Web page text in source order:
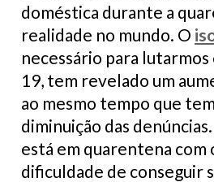
doméstica durante a
realidade no mundo. O
necessário para
19, tem revelado um
ao mesmo tempo que
diminuição das
está em quarentena com
dificuldade de conseguir